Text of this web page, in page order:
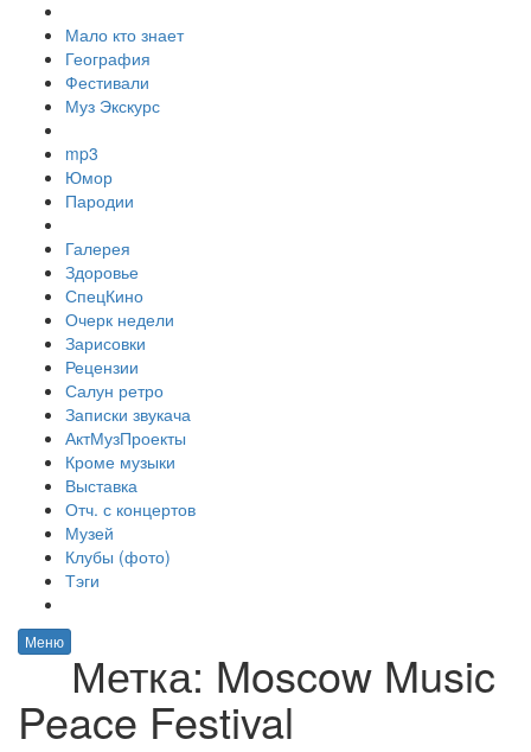
Мало кто знает
География
Фестивали
Муз Экскурс
mp3
Юмор
Пародии
Галерея
Здоровье
СпецКино
Очерк недели
Зарисовки
Рецензии
Салун ретро
Записки звукача
АктМузПроекты
Кроме музыки
Выставка
Отч. с концертов
Музей
Клубы (фото)
Тэги
Меню
Метка: Moscow Music
Peace Festival